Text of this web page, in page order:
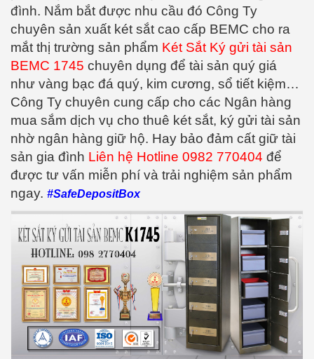
đình. Nắm bắt được nhu cầu đó Công Ty
chuyên sản xuất két sắt cao cấp BEMC cho ra
mắt thị trường sản phẩm Két Sắt Ký gửi tài sản
BEMC 1745 chuyên dụng để tài sản quý giá
như vàng bạc đá quý, kim cương, sổ tiết kiệm…
Công Ty chuyên cung cấp cho các Ngân hàng
mua sắm dịch vụ cho thuê két sắt, ký gửi tài sản
nhờ ngân hàng giữ hộ. Hay bảo đảm cất giữ tài
sản gia đình Liên hệ Hotline 0982 770404 để
được tư vấn miễn phí và trải nghiệm sản phẩm
ngay. #SafeDepositBox